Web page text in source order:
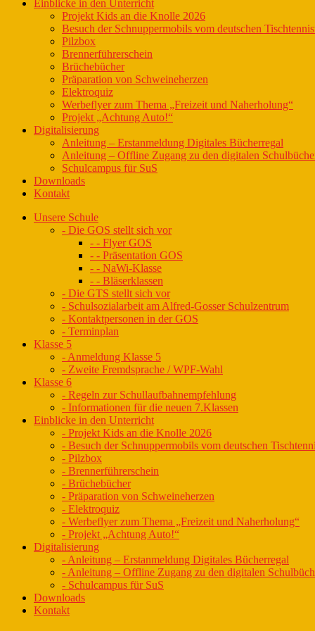
Einblicke in den Unterricht
Projekt Kids an die Knolle 2026
Besuch der Schnuppermobils vom deutschen
Pilzbox
Brennerführerschein
Brüchebücher
Präparation von Schweineherzen
Elektroquiz
Werbeflyer zum Thema „Freizeit und Naherholung“
Projekt „Achtung Auto!“
Digitalisierung
Anleitung – Erstanmeldung Digitales Bücherregal
Anleitung – Offline Zugang zu den digitalen
Schulcampus für SuS
Downloads
Kontakt
Unsere Schule
- Die GOS stellt sich vor
- - Flyer GOS
- - Präsentation GOS
- - NaWi-Klasse
- - Bläserklassen
- Die GTS stellt sich vor
- Schulsozialarbeit am Alfred-Gosser Schulzentrum
- Kontaktpersonen in der GOS
- Terminplan
Klasse 5
- Anmeldung Klasse 5
- Zweite Fremdsprache / WPF-Wahl
Klasse 6
- Regeln zur Schullaufbahnempfehlung
- Informationen für die neuen 7.Klassen
Einblicke in den Unterricht
- Projekt Kids an die Knolle 2026
- Besuch der Schnuppermobils vom deutschen
- Pilzbox
- Brennerführerschein
- Brüchebücher
- Präparation von Schweineherzen
- Elektroquiz
- Werbeflyer zum Thema „Freizeit und Naherholung“
- Projekt „Achtung Auto!“
Digitalisierung
- Anleitung – Erstanmeldung Digitales Bücherregal
- Anleitung – Offline Zugang zu den digitalen
- Schulcampus für SuS
Downloads
Kontakt